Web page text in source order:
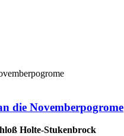
die Novemberpogrome
Holte-Stukenbrock